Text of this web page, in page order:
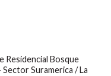
Residencial Bosque
Suramerica / La